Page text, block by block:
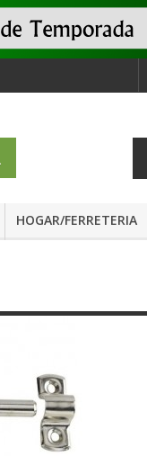
HOGAR/FERRETERIA